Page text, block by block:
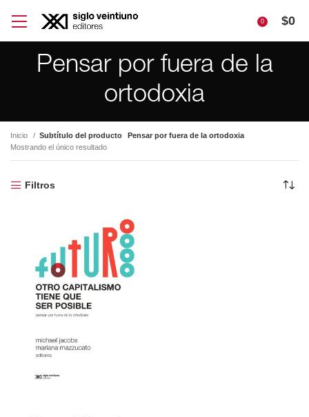
0 $0
Pensar por fuera de la
ortodoxia
Inicio Subtítulo del producto
Pensar por fuera de la ortodoxia
Mostrando el único resultado
Filtros